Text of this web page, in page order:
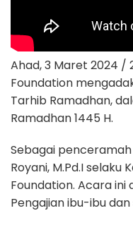
Ahad, 3 Maret 2024 /
Foundation
Tarhib Ramadhan,
Ramadhan 1445 H.
Sebagai
Royani, M.Pd.I selaku
Foundation. Acara ini
Pengajian ibu-ibu dan